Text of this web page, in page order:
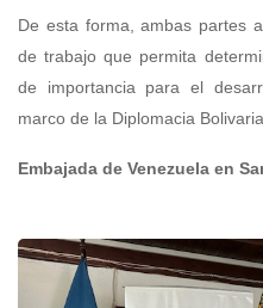
De esta forma, ambas partes
de trabajo que permita
de importancia para el
marco de la Diplomacia
Embajada de Venezuela en